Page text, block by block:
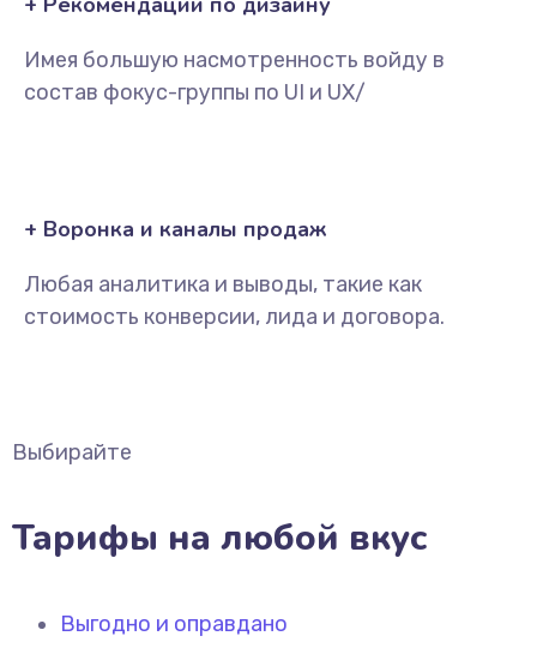
Имея большую насмотренность войду в
состав фокус-группы по UI и UX/
+ Воронка и каналы продаж
Любая аналитика и выводы, такие как
стоимость конверсии, лида и договора.
Выбирайте
Тарифы на любой вкус
Выгодно и оправдано